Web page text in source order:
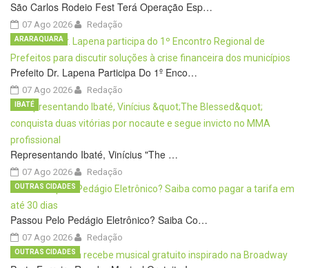
São Carlos Rodeio Fest Terá Operação Esp…
07 Ago 2026 Redação
Prefeito Dr. Lapena Participa Do 1º Enco…
07 Ago 2026
ARARAQUARA
Redação
Representando Ibaté, Vinícius "The …
07 Ago 2026
IBATÉ
Redação
Passou Pelo Pedágio Eletrônico? Saiba Co…
07 Ago 2026
OUTRAS CIDADES
Redação
OUTRAS CIDADES